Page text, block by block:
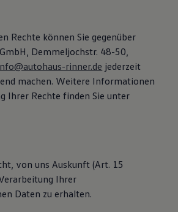
Rechte können Sie gegenüber
Demmeljochstr. 48-50,
rinner.de jederzeit
machen. Weitere Informationen
Ihrer Rechte finden Sie unter
von uns Auskunft (Art. 15
Ihrer
Daten zu erhalten.